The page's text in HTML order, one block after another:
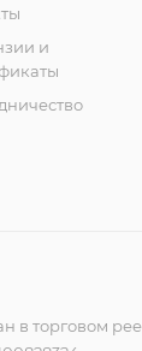
и
торговом